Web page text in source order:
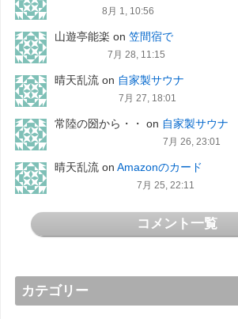
8月 1, 10:56
山遊亭能楽 on 笠間宿で
7月 28, 11:15
晴天乱流on 自家製サウナ
7月 27, 18:01
常陸の圀から・・ on 自家製サウナ
7月 26, 23:01
晴天乱流on Amazonのカード
7月 25, 22:11
コメント一覧
カテゴリー